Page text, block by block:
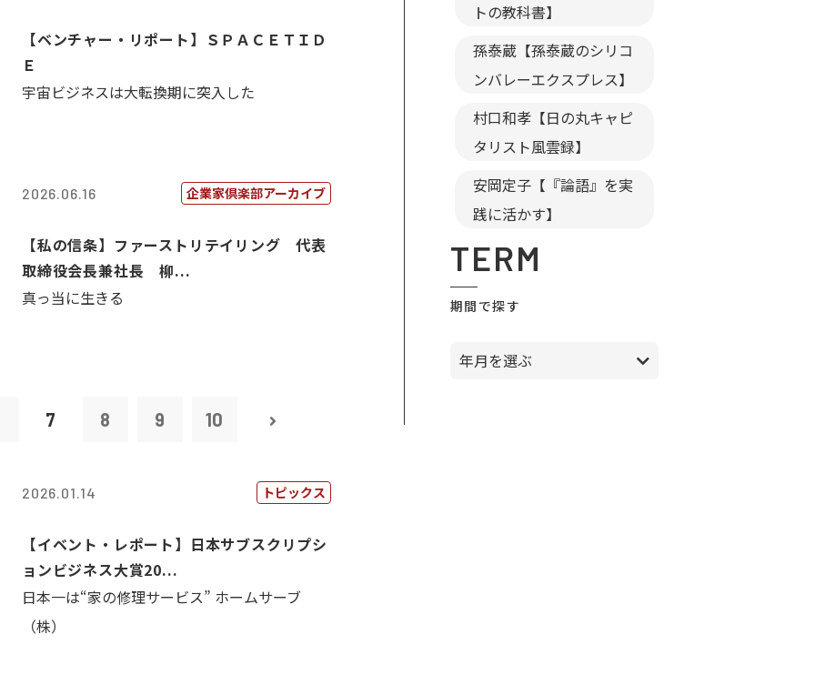
【ベンチャー・リポート】ＳＰＡＣＥＴＩＤ
Ｅ
宇宙ビジネスは大転換期に突入した
2026.06.16 企業家倶楽部アーカイブ
【私の信条】ファーストリテイリング 代表
取締役会長兼社長 柳...
真っ当に生きる
7 8 9 10
2026.01.14 トピックス
【イベント・レポート】日本サブスクリプシ
ョンビジネス大賞20...
日本一は“家の修理サービス” ホームサーブ
（株）
トの教科書】
孫泰蔵【孫泰蔵のシリコ
ンバレーエクスプレス】
村口和孝【日の丸キャピ
タリスト風雲録】
安岡定子【『論語』を実
践に活かす】
TERM
期間で探す
年月を選ぶ